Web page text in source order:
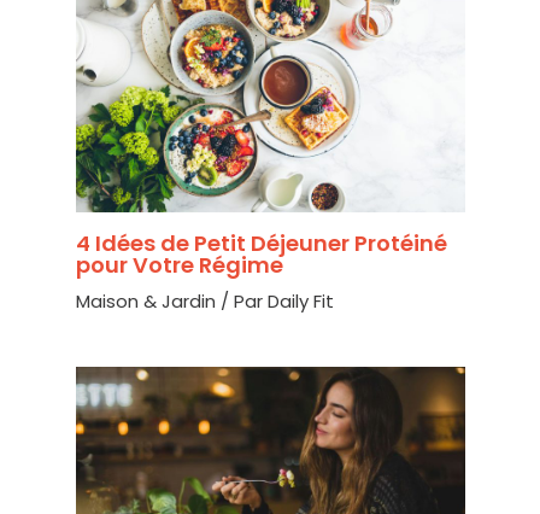
4 Idées de Petit Déjeuner Protéiné
pour Votre Régime
Maison & Jardin / ParDaily Fit